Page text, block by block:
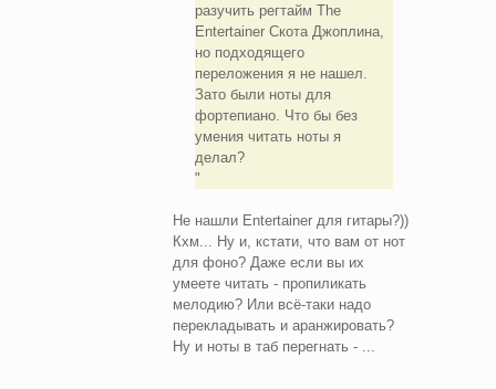
разучить регтайм The
Entertainer Скота Джоплина,
но подходящего
переложения я не нашел.
Зато были ноты для
фортепиано. Что бы без
умения читать ноты я
делал?
Не нашли Entertainer для гитары?))
Кхм... Ну и, кстати, что вам от нот
для фоно? Даже если вы их
умеете читать - пропиликать
мелодию? Или всё-таки надо
перекладывать и аранжировать?
Ну и ноты в таб перегнать - ...